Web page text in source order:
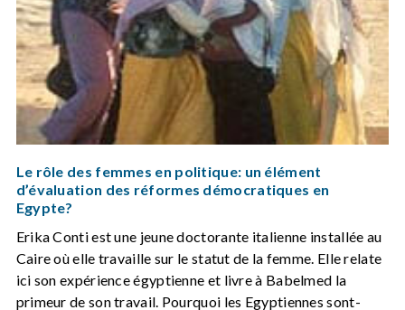
Le rôle des femmes en politique: un élément
d’évaluation des réformes démocratiques en
Egypte?
Erika Conti est une jeune doctorante italienne installée au
Caire où elle travaille sur le statut de la femme. Elle relate
ici son expérience égyptienne et livre à Babelmed la
primeur de son travail. Pourquoi les Egyptiennes sont-